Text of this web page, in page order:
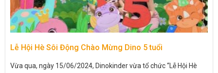
Lễ Hội Hè Sôi Động Chào Mừng Dino 5 tuổi
Vừa qua, ngày 15/06/2024, Dinokinder vừa tổ chức “Lễ Hội Hè